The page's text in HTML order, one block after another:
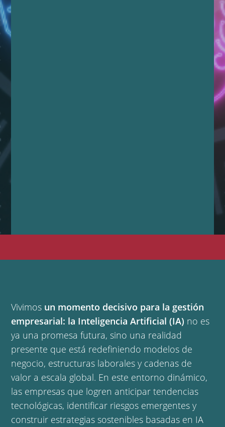
Vivimos un momento decisivo para la gestión
empresarial: la Inteligencia Artificial (IA) no es
ya una promesa futura, sino una realidad
presente que está redefiniendo modelos de
negocio, estructuras laborales y cadenas de
valor a escala global. En este entorno dinámico,
las empresas que logren anticipar tendencias
tecnológicas, identificar riesgos emergentes y
construir estrategias sostenibles basadas en IA